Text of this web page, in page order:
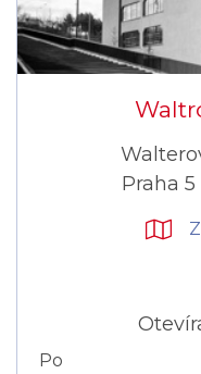
Praha 5
Po